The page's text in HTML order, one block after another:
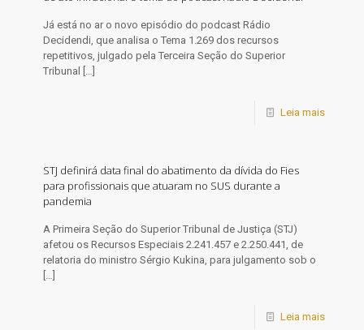
​Já está no ar o novo episódio do podcast Rádio
Decidendi, que analisa o Tema 1.269 dos recursos
repetitivos, julgado pela Terceira Seção do Superior
Tribunal
Leia mais
STJ definirá data final do abatimento da dívida do Fies
para profissionais que atuaram no SUS durante a
pandemia
​A Primeira Seção do Superior Tribunal de Justiça (STJ)
afetou os Recursos Especiais 2.241.457 e 2.250.441, de
relatoria do ministro Sérgio Kukina, para julgamento sob o
Leia mais